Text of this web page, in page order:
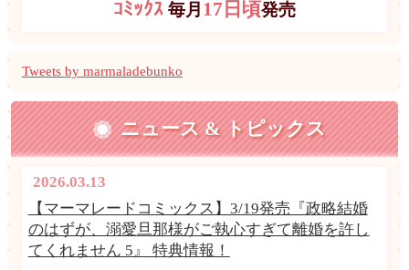
ｺﾐｯｸｽ 毎月 17日頃発売
Tweets by marmaladebunko
ニュース & トピックス
2026.03.13
【マーマレードコミックス】3/19発売『政略結婚
のはずが、溺愛旦那様がご執心すぎて離婚を許し
てくれません 5』 特典情報！